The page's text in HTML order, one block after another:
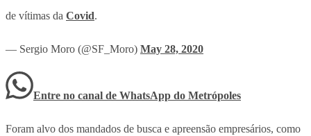
de vítimas da Covid.
— Sergio Moro (@SF_Moro) May 28, 2020
Entre no canal de WhatsApp do Metrópoles
Foram alvo dos mandados de busca e apreensão empresários, como